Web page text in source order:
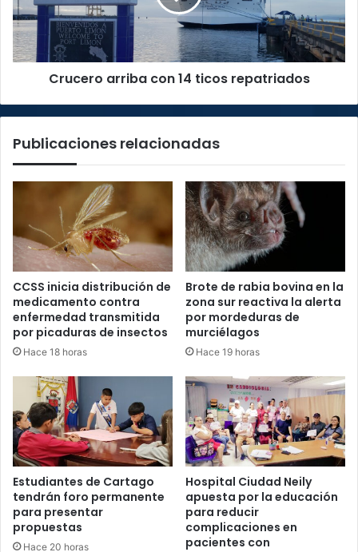
repatriados
Crucero arriba con 14 ticos repatriados
Publicaciones relacionadas
CCSS inicia distribución de
medicamento contra
enfermedad transmitida
por picaduras de insectos
Hace 18 horas
Brote de rabia bovina en la
zona sur reactiva la alerta
por mordeduras de
murciélagos
Hace 19 horas
Estudiantes de Cartago
tendrán foro permanente
para presentar
propuestas
Hace 20 horas
Hospital Ciudad Neily
apuesta por la educación
para reducir
complicaciones en
pacientes con